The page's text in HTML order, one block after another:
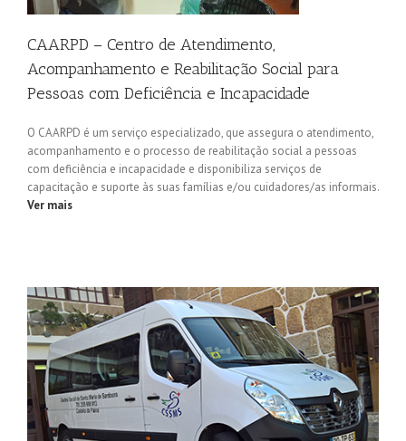
CAARPD – Centro de Atendimento,
Acompanhamento e Reabilitação Social para
Pessoas com Deficiência e Incapacidade
O CAARPD é um serviço especializado, que assegura o atendimento,
acompanhamento e o processo de reabilitação social a pessoas
com deficiência e incapacidade e disponibiliza serviços de
capacitação e suporte às suas famílias e/ou cuidadores/as informais.
Ver mais